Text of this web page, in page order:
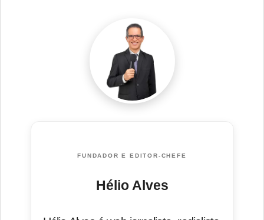
FUNDADOR E EDITOR-CHEFE
Hélio Alves